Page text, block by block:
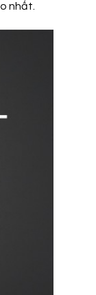
nhất.